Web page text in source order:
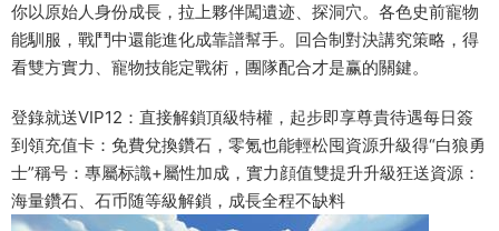
你以原始人身份成長，拉上夥伴闖遺迹、探洞穴。各色史前寵物
能馴服，戰鬥中還能進化成靠譜幫手。回合制對決講究策略，得
看雙方實力、寵物技能定戰術，團隊配合才是赢的關鍵。
登錄就送VIP12：直接解鎖頂級特權，起步即享尊貴待遇每日簽
到領充值卡：免費兌換鑽石，零氪也能輕松囤資源升級得“白狼勇
士”稱号：專屬标識+屬性加成，實力顔值雙提升升級狂送資源：
海量鑽石、石币随等級解鎖，成長全程不缺料